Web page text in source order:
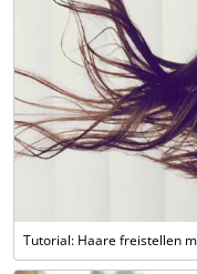
Tutorial: Haare freistellen